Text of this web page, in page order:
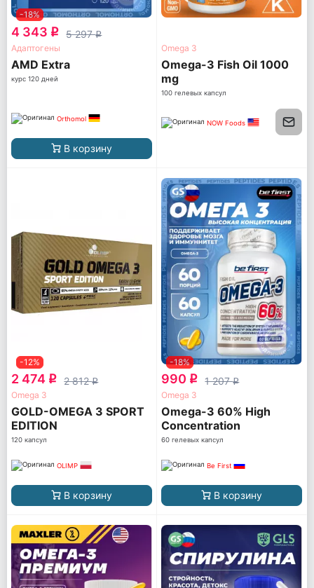
-18%
4 343 q 5 297q
Адаптогены
AМD Extra
курс 120 дней
Orthomol
В корзину
Omega 3
Omega-3 Fish Oil 1000
mg
100 гелевых капсул
NOW Foods
-12%
2 474 q 2 812q
Omega 3
GOLD-OMEGA 3 SPORT
EDITION
120 капсул
OLIMP
В корзину
-18%
990 q 1 207q
Omega 3
Omega-3 60% High
Concentration
60 гелевых капсул
Be First
В корзину